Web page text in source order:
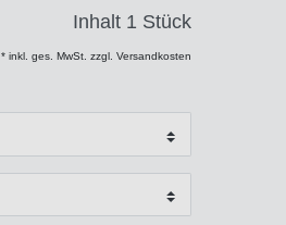
Inhalt 1 Stück
* inkl. ges. MwSt. zzgl. Versandkosten